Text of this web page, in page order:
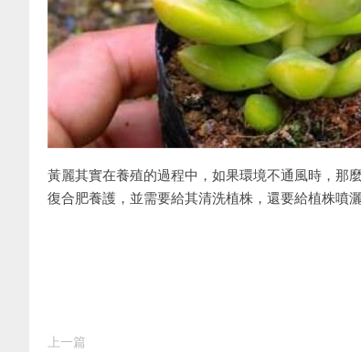
黃麗其實在養殖的過程中，如果環境不通風時，那
復合肥養護，並需要給其清洗植株，還要給植株噴
上一篇